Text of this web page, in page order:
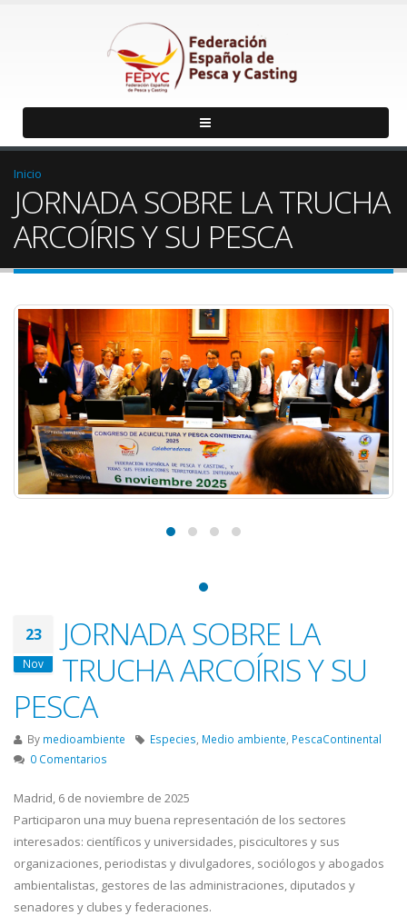
Inicio
JORNADA SOBRE LA TRUCHA
ARCOÍRIS Y SU PESCA
23
Nov
JORNADA SOBRE LA
TRUCHA ARCOÍRIS Y SU
PESCA
By medioambiente Especies Medio ambiente PescaContinental
0 Comentarios
Madrid, 6 de noviembre de 2025
Participaron una muy buena representación de los sectores
interesados: científicos y universidades, piscicultores y sus
organizaciones, periodistas y divulgadores, sociólogos y abogados
ambientalistas, gestores de las administraciones, diputados y
senadores y clubes y federaciones.